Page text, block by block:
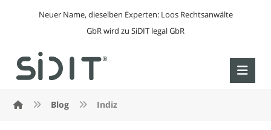
Neuer Name, dieselben Experten: Loos Rechtsanwälte
GbR wird zu SiDIT legal GbR
Blog Indiz